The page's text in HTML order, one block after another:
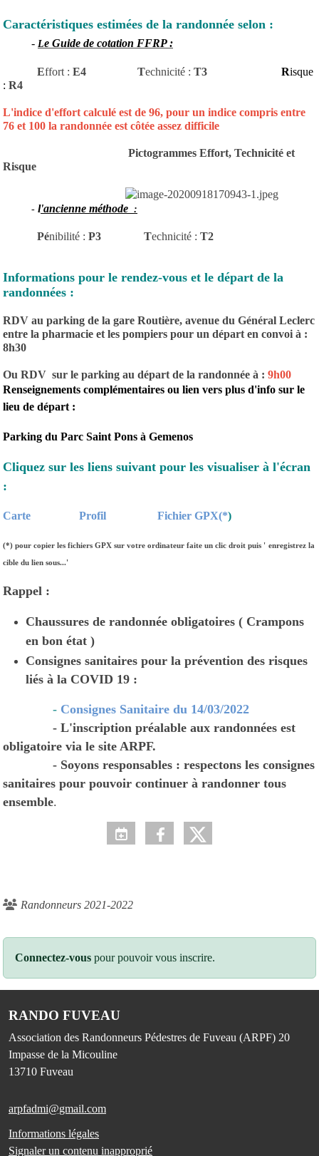
Caractéristiques estimées de la randonnée selon :
- Le Guide de cotation FFRP :
Effort : E4 Technicité : T3 Risque
: R4
L'indice d'effort calculé est de 96, pour un indice compris entre
76 et 100 la randonnée est côtée assez difficile
Pictogrammes Effort, Technicité et
Risque
- l'ancienne méthode :
Pénibilité : P3 Technicité : T2
Informations pour le rendez-vous et le départ de la
randonnées :
RDV au parking de la gare Routière, avenue du Général Leclerc
entre la pharmacie et les pompiers pour un départ en convoi à :
8h30
Ou RDV sur le parking au départ de la randonnée à : 9h00
Renseignements complémentaires ou lien vers plus d'info sur le
lieu de départ :
Parking du Parc Saint Pons à Gemenos
Cliquez sur les liens suivant pour les visualiser à l'écran
:
Carte Profil Fichier GPX(*)
(*) pour copier les fichiers GPX sur votre ordinateur faite un clic droit puis ' enregistrez la
cible du lien sous...'
Rappel :
Chaussures de randonnée obligatoires ( Crampons
en bon état )
Consignes sanitaires pour la prévention des risques
liés à la COVID 19 :
- Consignes Sanitaire du 14/03/2022
- L'inscription préalable aux randonnées est
obligatoire via le site ARPF.
- Soyons responsables : respectons les consignes
sanitaires pour pouvoir continuer à randonner tous
ensemble.
Randonneurs 2021-2022
Connectez-vous pour pouvoir vous inscrire.
RANDO FUVEAU
Association des Randonneurs Pédestres de Fuveau (ARPF) 20
Impasse de la Micouline
13710 Fuveau
arpfadmi@gmail.com
Informations légales
Signaler un contenu inapproprié